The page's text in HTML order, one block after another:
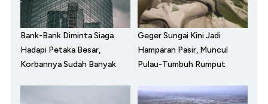
Bank-Bank Diminta Siaga
Hadapi Petaka Besar,
Korbannya Sudah Banyak
Geger Sungai Kini Jadi
Hamparan Pasir, Muncul
Pulau-Tumbuh Rumput